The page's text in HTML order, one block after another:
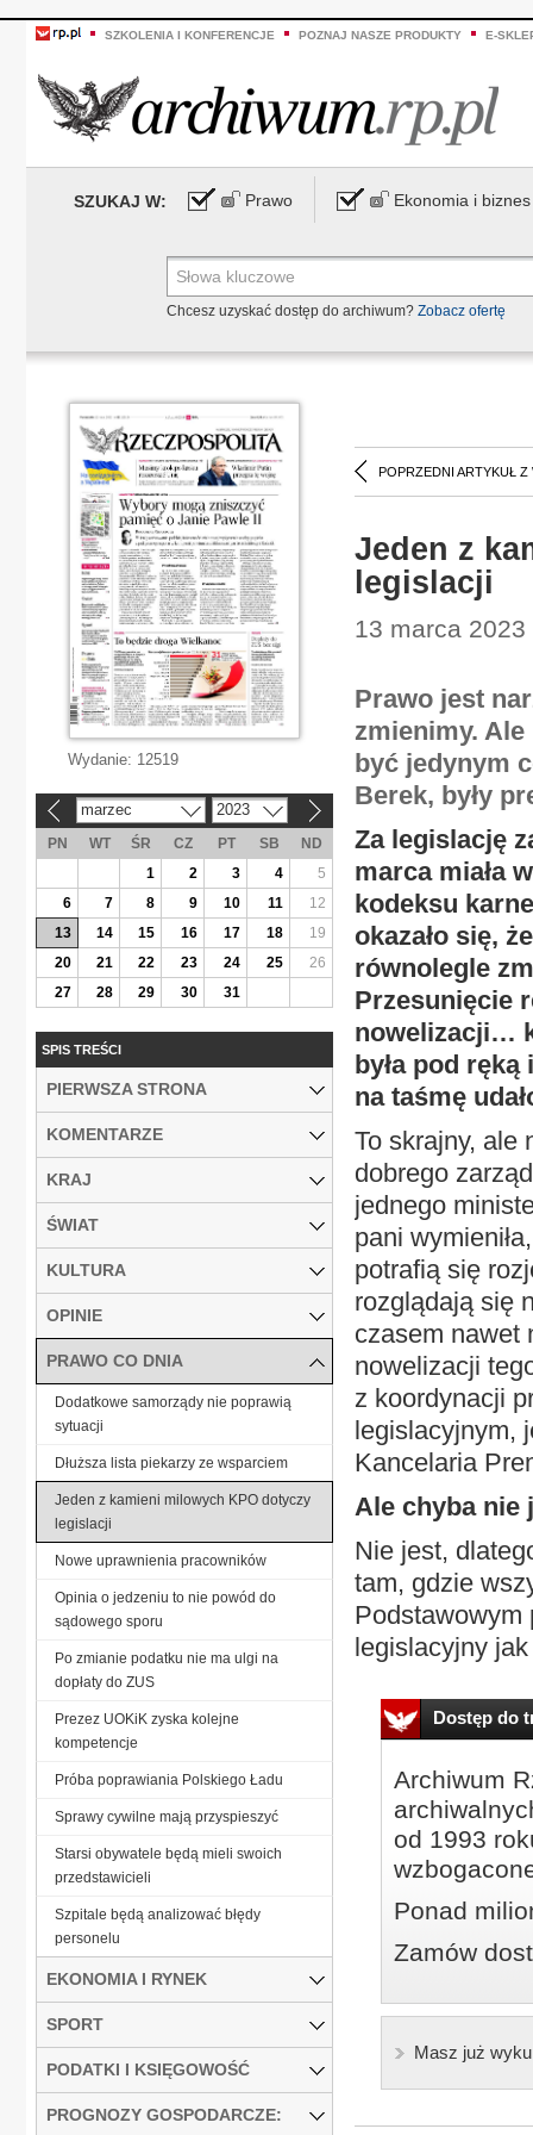
SZKOLENIA I KONFERENCJE POZNAJ NASZE PRODUKTY E-
SZUKAJ W: Prawo Ekonomia i biznes
Chcesz uzyskać dostęp do archiwum? Zobacz ofertę
POPRZEDNI ARTYKUŁ Z
Jeden z
legislacji
13 marca
Prawo jest
zmienimy.
być jedynym
Berek, były
Za legislację
marca miała
kodeksu
okazało się,
równolegle
Przesunięcie
nowelizacji…
była pod
na taśmę
To skrajny, ale
dobrego
jednego
pani
potrafią się
rozglądają się
czasem nawet
nowelizacji
z koordynacji
legislacyjnym,
Kancelaria
Ale chyba nie
Nie jest,
tam, gdzie
Podstawowym
legislacyjny
Dostęp do
Archiwum
od 1993
Ponad
Zamów
Masz już
Wydanie: 12519
marzec 2023
PN WT ŚR CZ PT SB
ND
1
2 3 4
5
6
7 8 9 10 11
12
13
14 15 16 17 18
19
20
21 22 23 24 25
26
27
28 29 30 31
SPIS TREŚCI
PIERWSZA STRONA
KOMENTARZE
KRAJ
ŚWIAT
KULTURA
OPINIE
PRAWO CO DNIA
Dodatkowe samorządy nie poprawią
sytuacji
Dłuższa lista piekarzy ze wsparciem
Jeden z kamieni milowych KPO dotyczy
legislacji
Nowe uprawnienia pracowników
Opinia o jedzeniu to nie powód do
sądowego sporu
Po zmianie podatku nie ma ulgi na
dopłaty do ZUS
Prezez UOKiK zyska kolejne
kompetencje
Próba poprawiania Polskiego Ładu
Sprawy cywilne mają przyspieszyć
Starsi obywatele będą mieli swoich
przedstawicieli
Szpitale będą analizować błędy
personelu
EKONOMIA I RYNEK
SPORT
PODATKI I KSIĘGOWOŚĆ
PROGNOZY GOSPODARCZE: